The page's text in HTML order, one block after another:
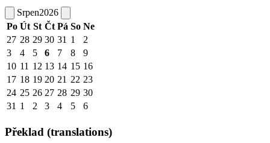
Srpen2026
Po Út St Čt Pá So Ne
27 28 29 30 31 1
2
3
4 5 6 7 8
9
10 11 12 13 14 15 16
17 18 19 20 21 22 23
24 25 26 27 28 29 30
31 1 2 3 4 5 6
Překlad (translations)